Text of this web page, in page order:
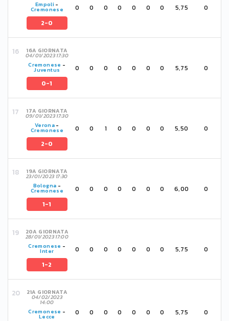
Empoli -
Cremonese
2-0
0 0 0 0 0 0 0 5,75 0
16A GIORNATA
04/01/2023 17:30
Cremonese -
Juventus
0-1
0 0 0 0 0 0 0 5,75 0
17A GIORNATA
09/01/2023 17:30
Verona -
Cremonese
2-0
0 0 1 0 0 0 0 5,50 0
19A GIORNATA
23/01/2023 17:30
Bologna -
Cremonese
1-1
0 0 0 0 0 0 0 6,00 0
20A GIORNATA
28/01/2023 17:00
Cremonese -
Inter
1-2
0 0 0 0 0 0 0 5,75 0
21A GIORNATA
04/02/2023
14:00
Cremonese -
Lecce 0 0 0 0 0 0 0 5,75 0